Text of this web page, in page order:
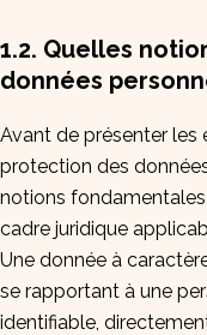
1.2. Quelles
données
Avant de présenter les
protection des
notions
cadre juridique
Une donnée à
se rapportant à une
identifiable,